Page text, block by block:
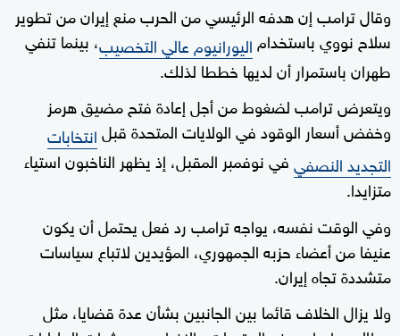
وقال ترامب إن هدفه الرئيسي من الحرب منع إيران ⁠من تطوير
سلاح نووي باستخداماليورانيوم عالي التخصيب، بينما تنفي
طهران باستمرار أن لديها خططا لذلك.
ويتعرض ترامب لضغوط من أجل إعادة فتح مضيق هرمز
وخفض أسعار الوقود في الولايات المتحدة قبل ⁠انتخابات
التجديد النصفيفي نوفمبر المقبل، إذ يظهر الناخبون استياء
متزايدا.
وفي الوقت نفسه، يواجه ترامب رد فعل يحتمل أن يكون
عنيفا من أعضاء حزبه الجمهوري، المؤيدين لاتباع سياسات
متشددة تجاه إيران.
ولا يزال الخلاف قائما بين الجانبين بشأن عدة قضايا، مثل